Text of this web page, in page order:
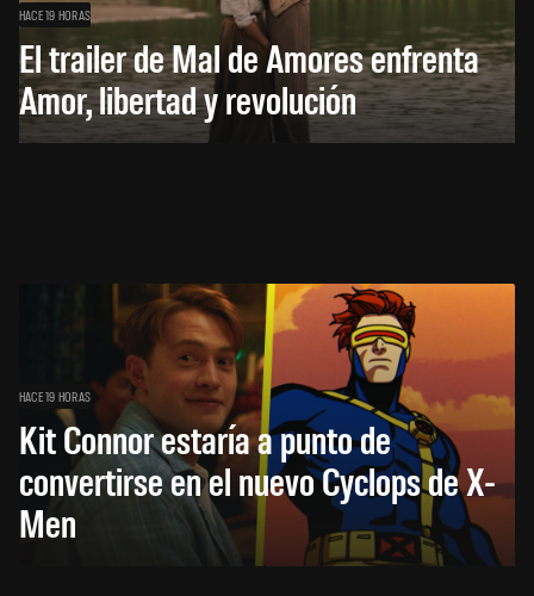
HACE 19 HORAS
El trailer de Mal de Amores enfrenta
Amor, libertad y revolución
HACE 19 HORAS
Kit Connor estaría a punto de
convertirse en el nuevo Cyclops de X-
Men